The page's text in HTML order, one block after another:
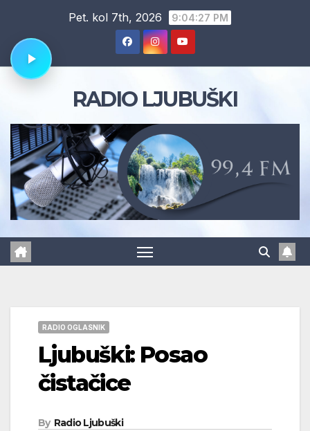
content
Pet. kol 7th, 2026 9:04:28 PM
RADIO LJUBUŠKI
RADIO OGLASNIK
Ljubuški: Posao
čistačice
By Radio Ljubuški